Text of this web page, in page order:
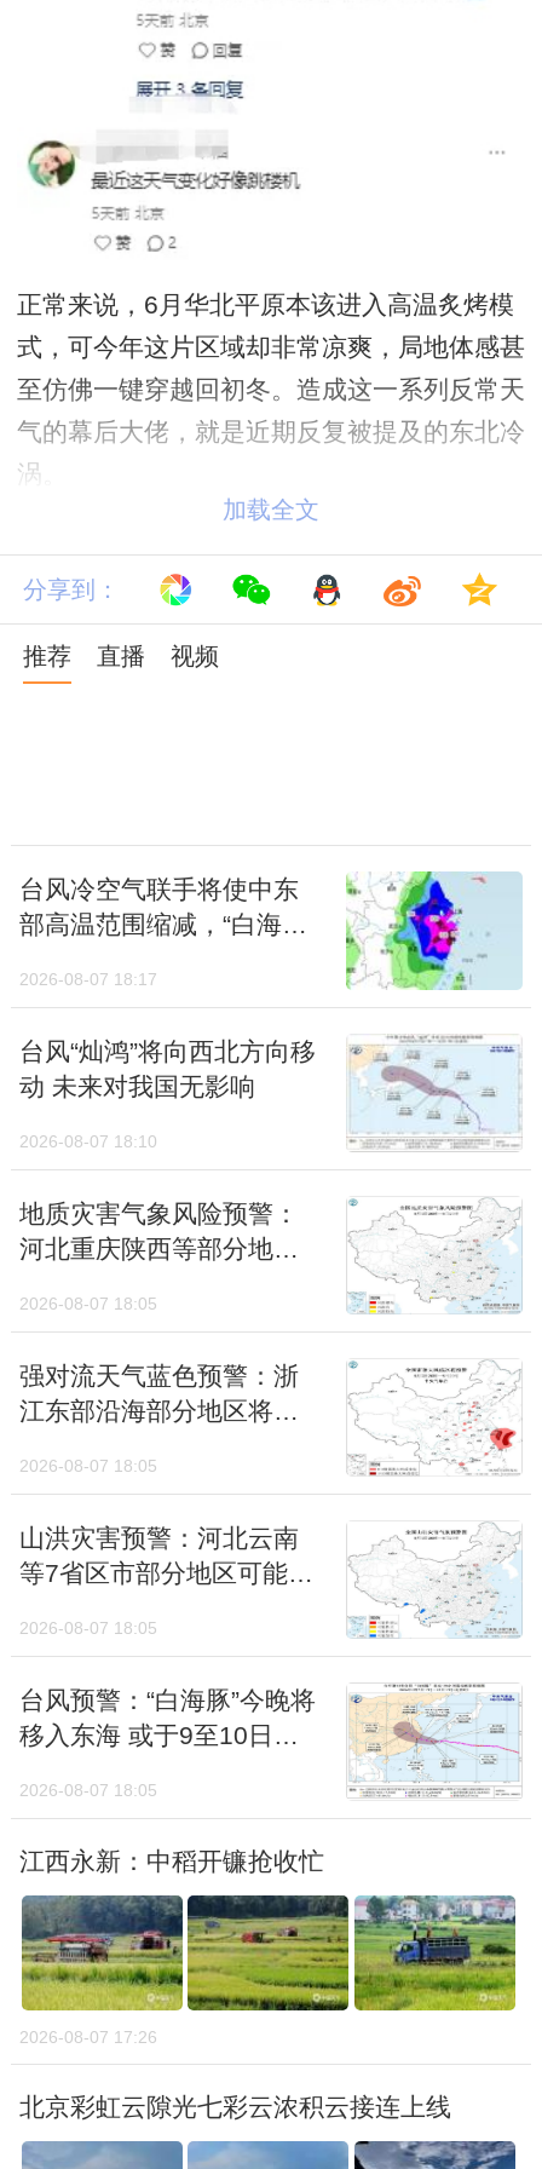
正常来说，6月华北平原本该进入高温炙烤模
式，可今年这片区域却非常凉爽，局地体感甚
至仿佛一键穿越回初冬。造成这一系列反常天
气的幕后大佬，就是近期反复被提及的东北冷
涡。
冷”，是盘踞在中高纬度高空、逆时针旋转的
大型冷气团，相当于冷空气聚集地；此外，不
要被东北冷涡的名字误导了，它不止影响东北
每年5-6月是东北冷涡最活跃的时候，可今年
从5月底开始冷涡更活跃，持续“霸榜”北方天
气舞台，存在感格外强！为何今年东北冷涡存
在感这么强？
第一，在北方上空盘踞的时间比较久。其实，
东北冷涡体型庞大，移动速度格外缓慢，通常
会在同一个区域停留3天至5天左右。不过今
年5月以来，东北冷涡不仅频繁上线，6月上
旬更是大部分时间都在东北上空盘踞；而且东
霍次克海春季水温偏低，容易形成阻塞高压，
如同一道“大气屏障”进一步锁住冷涡，让其结
构更稳定。
第二，东北冷涡带来的雨水批量上线，且降温
效果太强。今年6月上旬，东北东部、华北降
多雨的一段时间；在冷涡和频繁降雨影响下，
加载全文
分享到：
推荐 直播 视频
台风冷空气联手将使中东
部高温范围缩减，“白海
周末开启
2026-08-07 18:17
台风“灿鸿”将向西北方向移
动 未来对我国无影响
2026-08-07 18:10
地质灾害气象风险预警：
河北重庆陕西等部分地区
2026-08-07 18:05
强对流天气蓝色预警：浙
江东部沿海部分地区将有
2026-08-07 18:05
山洪灾害预警：河北云南
等7省区市部分地区可能发
2026-08-07 18:05
台风预警：“白海豚”今晚将
移入东海 或于9至10日登
2026-08-07 18:05
江西永新：中稻开镰抢收忙
2026-08-07 17:26
北京彩虹云隙光七彩云浓积云接连上线